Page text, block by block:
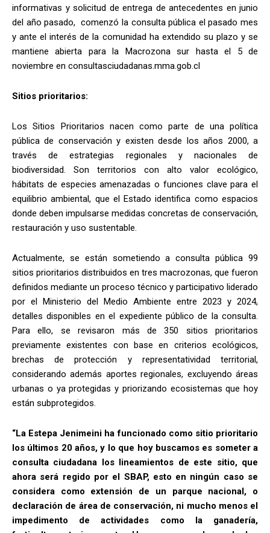
informativas y solicitud de entrega de antecedentes en junio
del año pasado, comenzó la consulta pública el pasado mes
y ante el interés de la comunidad ha extendido su plazo y se
mantiene abierta para la Macrozona sur hasta el 5 de
noviembre en consultasciudadanas.mma.gob.cl
Sitios prioritarios:
Los Sitios Prioritarios nacen como parte de una política
pública de conservación y existen desde los años 2000, a
través de estrategias regionales y nacionales de
biodiversidad. Son territorios con alto valor ecológico,
hábitats de especies amenazadas o funciones clave para el
equilibrio ambiental, que el Estado identifica como espacios
donde deben impulsarse medidas concretas de conservación,
restauración y uso sustentable.
Actualmente, se están sometiendo a consulta pública 99
sitios prioritarios distribuidos en tres macrozonas, que fueron
definidos mediante un proceso técnico y participativo liderado
por el Ministerio del Medio Ambiente entre 2023 y 2024,
detalles disponibles en el expediente público de la consulta.
Para ello, se revisaron más de 350 sitios prioritarios
previamente existentes con base en criterios ecológicos,
brechas de protección y representatividad territorial,
considerando además aportes regionales, excluyendo áreas
urbanas o ya protegidas y priorizando ecosistemas que hoy
están subprotegidos.
“La Estepa Jenimeini ha funcionado como sitio prioritario
los últimos 20 años, y lo que hoy buscamos es someter a
consulta ciudadana los lineamientos de este sitio, que
ahora será regido por el SBAP, esto en ningún caso se
considera como extensión de un parque nacional, o
declaración de área de conservación, ni mucho menos el
impedimento de actividades como la ganadería,